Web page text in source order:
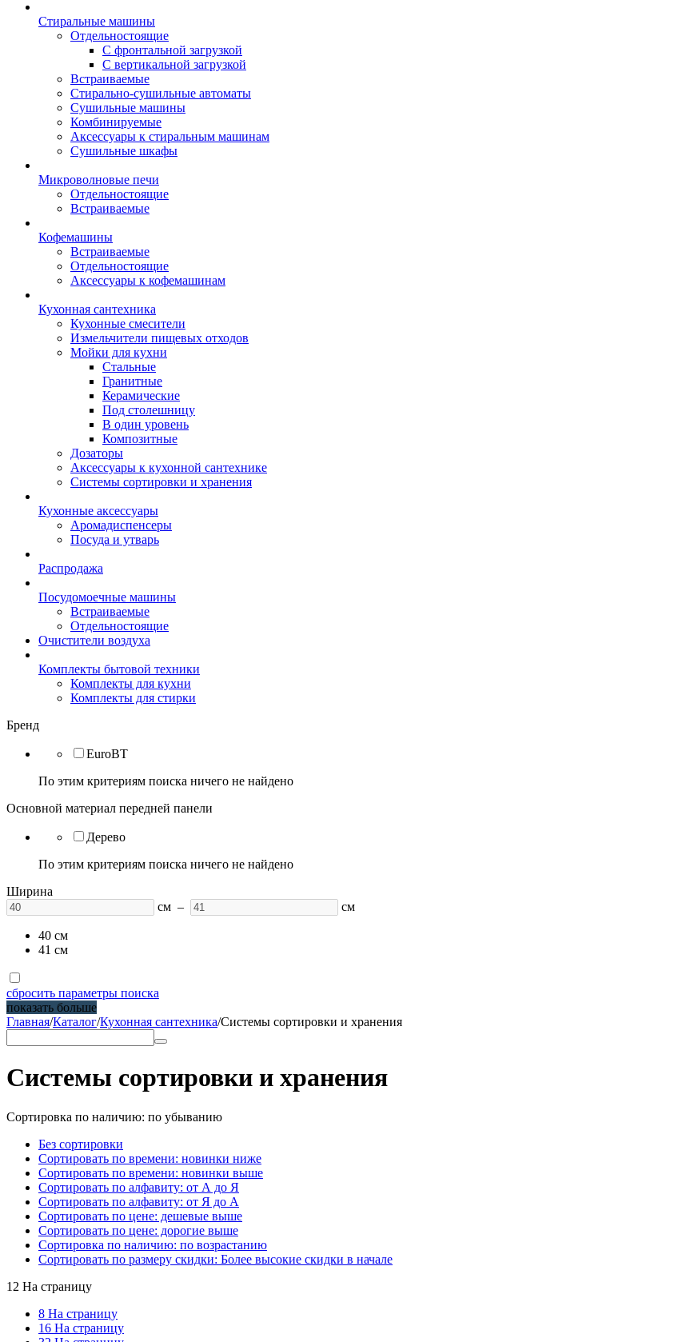
Стиральные машины
Отдельностоящие
С фронтальной загрузкой
С вертикальной загрузкой
Встраиваемые
Стирально-сушильные автоматы
Сушильные машины
Комбинируемые
Аксессуары к стиральным машинам
Сушильные шкафы
Микроволновые печи
Отдельностоящие
Встраиваемые
Кофемашины
Встраиваемые
Отдельностоящие
Аксессуары к кофемашинам
Кухонная сантехника
Кухонные смесители
Измельчители пищевых отходов
Мойки для кухни
Стальные
Гранитные
Керамические
Под столешницу
В один уровень
Композитные
Дозаторы
Аксессуары к кухонной сантехнике
Системы сортировки и хранения
Кухонные аксессуары
Аромадиспенсеры
Посуда и утварь
Распродажа
Посудомоечные машины
Встраиваемые
Отдельностоящие
Очистители воздуха
Комплекты бытовой техники
Комплекты для кухни
Комплекты для стирки
Бренд
EuroBT
По этим критериям поиска ничего не найдено
Основной материал передней панели
Дерево
По этим критериям поиска ничего не найдено
Ширина
см –
см
40 см
41 см
сбросить параметры поиска
показать больше
Главная/Каталог/Кухонная сантехника/Системы сортировки и хранения
Системы сортировки и хранения
Сортировка по наличию: по убыванию
Без сортировки
Сортировать по времени: новинки ниже
Сортировать по времени: новинки выше
Сортировать по алфавиту: от А до Я
Сортировать по алфавиту: от Я до А
Сортировать по цене: дешевые выше
Сортировать по цене: дорогие выше
Сортировка по наличию: по возрастанию
Сортировать по размеру скидки: Более высокие скидки в начале
12 На страницу
8 На страницу
16 На страницу